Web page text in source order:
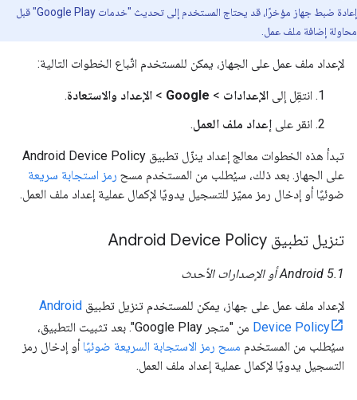
إعادة ضبط جهاز مؤخرًا، قد يحتاج المستخدم إلى تحديث "خدمات Google Play" قبل
محاولة إضافة ملف عمل.
لإعداد ملف عمل على الجهاز، يمكن للمستخدم اتّباع الخطوات التالية:
انتقِل إلى الإعدادات >
Google
> الإعداد والاستعادة.
انقر على إعداد ملف العمل.
تبدأ هذه الخطوات معالج إعداد ينزّل تطبيق Android Device Policy
على الجهاز. بعد ذلك، سيُطلب من المستخدم مسح رمز استجابة سريعة
ضوئيًا أو إدخال رمز مميّز للتسجيل يدويًا لإكمال عملية إعداد ملف العمل.
تنزيل تطبيق Android Device Policy
Android 5.1 أو الإصدارات الأحدث
لإعداد ملف عمل على جهاز، يمكن للمستخدم تنزيل تطبيق Android
Device Policy
من "متجر Google Play". بعد تثبيت التطبيق،
سيُطلب من المستخدم مسح رمز الاستجابة السريعة ضوئيًا أو إدخال رمز
التسجيل يدويًا لإكمال عملية إعداد ملف العمل.